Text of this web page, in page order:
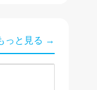
っと見る →